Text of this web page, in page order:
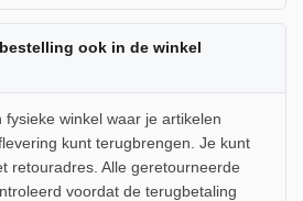
ook in de winkel
winkel waar je artikelen
kunt terugbrengen. Je kunt
retouradres. Alle geretourneerde
voordat de terugbetaling